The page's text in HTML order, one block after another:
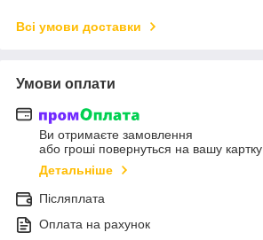
Всі умови доставки
Умови оплати
Ви отримаєте замовлення
або гроші повернуться на вашу картку
Детальніше
Післяплата
Оплата на рахунок